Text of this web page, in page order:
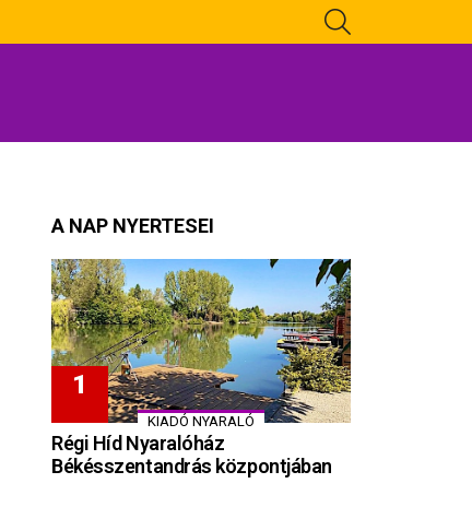
A NAP NYERTESEI
KIADÓ NYARALÓ
Régi Híd Nyaralóház
Békésszentandrás központjában